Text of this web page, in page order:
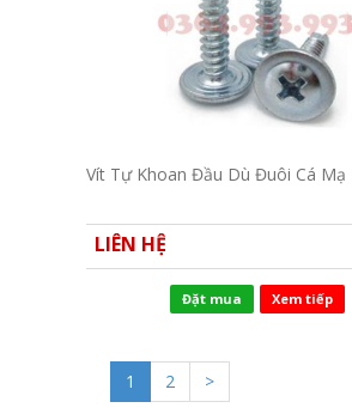
Vít Tự Khoan Đầu Dù Đuôi Cá Mạ
LIÊN HỆ
Đặt mua Xem tiếp
1 2 >